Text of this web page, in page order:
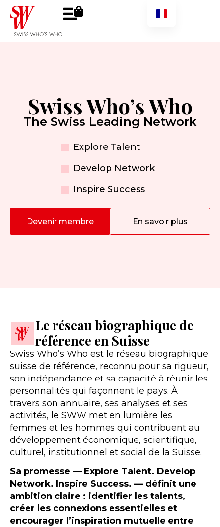
Swiss Who’s Who
The Swiss Leading Network
Explore Talent
Develop Network
Inspire Success
Devenir membre En savoir plus
Le réseau biographique de
référence en Suisse​
Swiss Who’s Who est le réseau biographique
suisse de référence, reconnu pour sa rigueur,
son indépendance et sa capacité à réunir les
personnalités qui façonnent le pays. À
travers son annuaire, ses analyses et ses
activités, le SWW met en lumière les
femmes et les hommes qui contribuent au
développement économique, scientifique,
culturel, institutionnel et social de la Suisse.
Sa promesse — Explore Talent. Develop
Network. Inspire Success. — définit une
ambition claire : identifier les talents,
créer les connexions essentielles et
encourager l’inspiration mutuelle entre